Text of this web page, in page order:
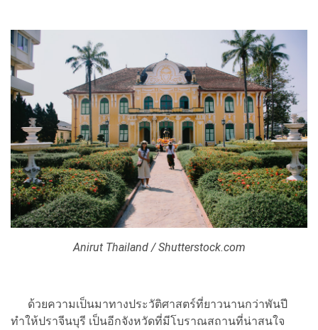
Anirut Thailand / Shutterstock.com
ด้วยความเป็นมาทางประวัติศาสตร์ที่ยาวนานกว่าพันปี
ทำให้ปราจีนบุรี เป็นอีกจังหวัดที่มีโบราณสถานที่น่าสนใจ